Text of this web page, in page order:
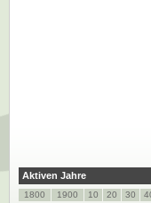
Aktiven Jahre
1800 1900 10 20 30